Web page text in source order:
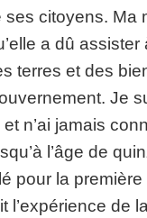
ses citoyens. Ma
a dû assister
terres et des
Je
n’ai jamais
l’âge de
pour la première
l’expérience de